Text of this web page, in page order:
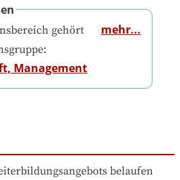
gehört
Management
mehr...
belaufen